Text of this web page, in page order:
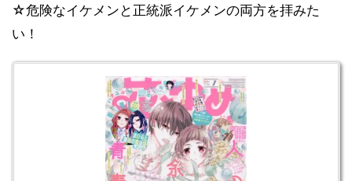
☆危険なイケメンと正統派イケメンの両方を拝みた
い！